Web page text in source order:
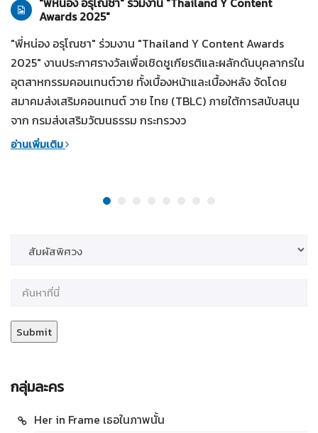
Awards 2025"
"พี่หน่อง อรุโณชา" ร่วมงาน "Thailand Y Content Awards
2025" งานประกาศรางวัลเพื่อเชิดชูเกียรติและผลักดันบุคลากรใน
อุตสาหกรรมคอนเทนต์วาย ทั้งเบื้องหน้าและเบื้องหลัง จัดโดย
สมาคมส่งเสริมคอนเทนต์ วาย ไทย (TBLC) ภายใต้การสนับสนุน
จาก กรมส่งเสริมวัฒนธรรม กระทรวงว
อ่านเพิ่มเติม
กลุ่มละคร
Her in Frame เธอในภาพนั้น